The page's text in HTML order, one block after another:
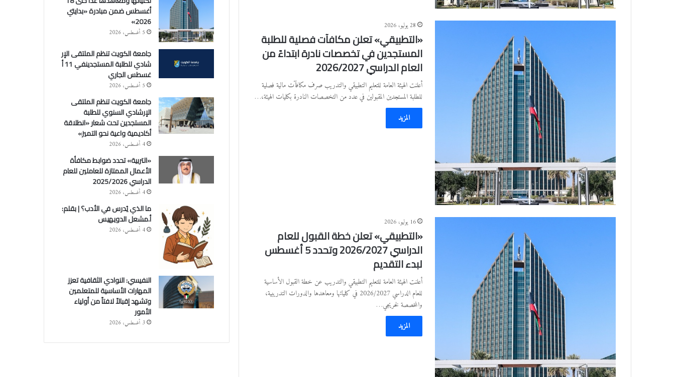
28 يوليو، 2026
«التطبيقي» تعلن مكافآت فصلية للطلبة
المستجدين في تخصصات نادرة ابتداءً من
العام الدراسي 2026/2027
أعلنت الهيئة العامة للتعليم التطبيقي والتدريب صرف مكافآت مالية فصلية
للطلبة المستجدين المقبولين في عدد من التخصصات النادرة بكليات الهيئة،…
المزيد
16 يوليو، 2026
«التطبيقي» تعلن خطة القبول للعام
الدراسي 2026/2027 وتحدد 5 أغسطس
لبدء التقديم
أعلنت الهيئة العامة للتعليم التطبيقي والتدريب عن خطة القبول الأساسية
للعام الدراسي 2026/2027 في كلياتها ومعاهدها والدورات التدريبية،
والمخصصة لخريجي…
المزيد
أغسطس ضمن مبادرة «بدايتي
2026»
5 أغسطس، 2026
جامعة الكويت تنظم الملتقى الإر
شادي للطلبة المستجدينفي 11 أ
غسطس الجاري
5 أغسطس، 2026
جامعة الكويت تنظم الملتقى
الإرشادي السنوي للطلبة
المستجدين تحت شعار «انطلاقة
أكاديمية واعية نحو التميز»
4 أغسطس، 2026
«التربية» تحدد ضوابط مكافأة
الأعمال الممتازة للعاملين للعام
الدراسي 2025/2026
4 أغسطس، 2026
ما الذي يُدرس في الأدب؟ | بقلم:
أ.مشعل الدويهيس
4 أغسطس، 2026
النفيسي: النوادي الثقافية تعزز
المهارات الأساسية للمتعلمين
وتشهد إقبالاً لافتاً من أولياء
الأمور
3 أغسطس، 2026